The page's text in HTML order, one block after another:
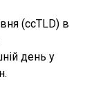
(ccTLD) в
день у